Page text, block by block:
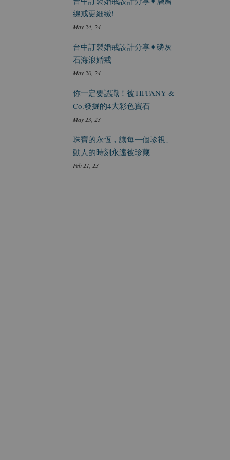
線戒更細緻!
May 24, 24
台中訂製婚戒設計分享✦磷灰
石海浪婚戒
May 20, 24
你一定要認識！被TIFFANY &
Co.發掘的4大彩色寶石
May 23, 23
珠寶的永恆，讓每一個珍視、
動人的時刻永遠被珍藏
Feb 21, 23